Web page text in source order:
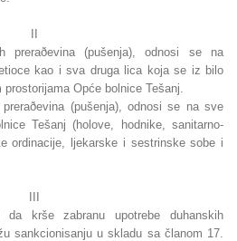
preraðevina (pušenja), odnosi se na
kao i sva druga lica koja se iz bilo
Opće bolnice Tešanj.
(pušenja), odnosi se na sve
Tešanj (holove, hodnike, sanitarno-
ordinacije, ljekarske i sestrinske sobe i
krše zabranu upotrebe duhanskih
sankcionisanju u skladu sa članom 17.